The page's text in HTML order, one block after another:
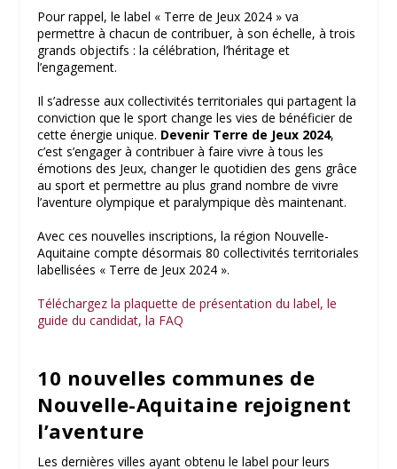
Pour rappel, le label « Terre de Jeux 2024 » va
permettre à chacun de contribuer, à son échelle, à trois
grands objectifs : la célébration, l’héritage et
l’engagement.
Il s’adresse aux collectivités territoriales qui partagent la
conviction que le sport change les vies de bénéficier de
cette énergie unique. Devenir Terre de Jeux 2024,
c’est s’engager à contribuer à faire vivre à tous les
émotions des Jeux, changer le quotidien des gens grâce
au sport et permettre au plus grand nombre de vivre
l’aventure olympique et paralympique dès maintenant.
Avec ces nouvelles inscriptions, la région Nouvelle-
Aquitaine compte désormais 80 collectivités territoriales
labellisées « Terre de Jeux 2024 ».
Téléchargez la plaquette de présentation du label, le
guide du candidat, la FAQ
10 nouvelles communes de
Nouvelle-Aquitaine rejoignent
l’aventure
Les dernières villes ayant obtenu le label pour leurs